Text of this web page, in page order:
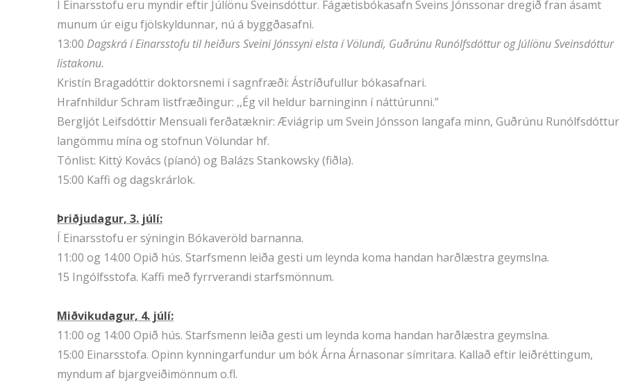
Í Einarsstofu eru myndir eftir Júlíönu Sveinsdóttur. Fágætisbókasafn Sveins Jónssonar dregið fran ásamt
munum úr eigu fjölskyldunnar, nú á byggðasafni.
13:00 Dagskrá í Einarsstofu til heiðurs Sveini Jónssyni elsta í Völundi, Guðrúnu Runólfsdóttur og Júlíönu Sveinsdóttur
listakonu.
Kristín Bragadóttir doktorsnemi í sagnfræði: Ástríðufullur bókasafnari.
Hrafnhildur Schram listfræðingur: ,,Ég vil heldur barninginn í náttúrunni.”
Bergljót Leifsdóttir Mensuali ferðatæknir: Æviágrip um Svein Jónsson langafa minn, Guðrúnu Runólfsdóttur
langömmu mína og stofnun Völundar hf.
Tónlist: Kittý Kovács (píanó) og Balázs Stankowsky (fiðla).
15:00 Kaffi og dagskrárlok.
Þriðjudagur, 3. júlí:
Í Einarsstofu er sýningin Bókaveröld barnanna.
11:00 og 14:00 Opið hús. Starfsmenn leiða gesti um leynda koma handan harðlæstra geymslna.
15 Ingólfsstofa. Kaffi með fyrrverandi starfsmönnum.
Miðvikudagur, 4. júlí:
11:00 og 14:00 Opið hús. Starfsmenn leiða gesti um leynda koma handan harðlæstra geymslna.
15:00 Einarsstofa. Opinn kynningarfundur um bók Árna Árnasonar símritara. Kallað eftir leiðréttingum,
myndum af bjargveiðimönnum o.fl.